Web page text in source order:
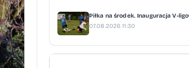
Piłka na środek. Inauguracja V-
07.08.2026 11:30